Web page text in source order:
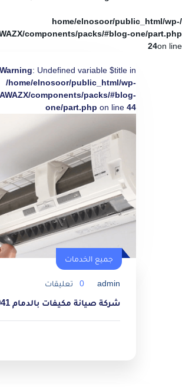
/home/elnosoor/public_html/wp-
components/packs/#blog-one/part.php
on line
24
Warning: Undefined variable $title in
/home/elnosoor/public_html/wp-
components/packs/#blog-
one/part.php on line 44
جميع الخدمات
admin
0 تعليقات
شركة صيانة مكيفات بالدمام 0550738941